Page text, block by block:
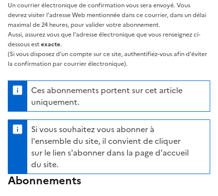
Un courrier électronique de confirmation vous sera envoyé. Vous
devrez visiter l'adresse Web mentionnée dans ce courrier, dans un délai
maximal de 24 heures, pour valider votre abonnement.
Aussi, assurez vous que l'adresse électronique que vous renseignez ci-
dessous estexacte.
(Si vous disposez d'un compte sur ce site, authentifiez-vous afin d'éviter
la confirmation par courrier électronique).
Ces abonnements portent sur cet article
uniquement.
Si vous souhaitez vous abonner à
l'ensemble du site, il convient de cliquer
sur le lien s'abonner dans la page d'accueil
du site.
Abonnements